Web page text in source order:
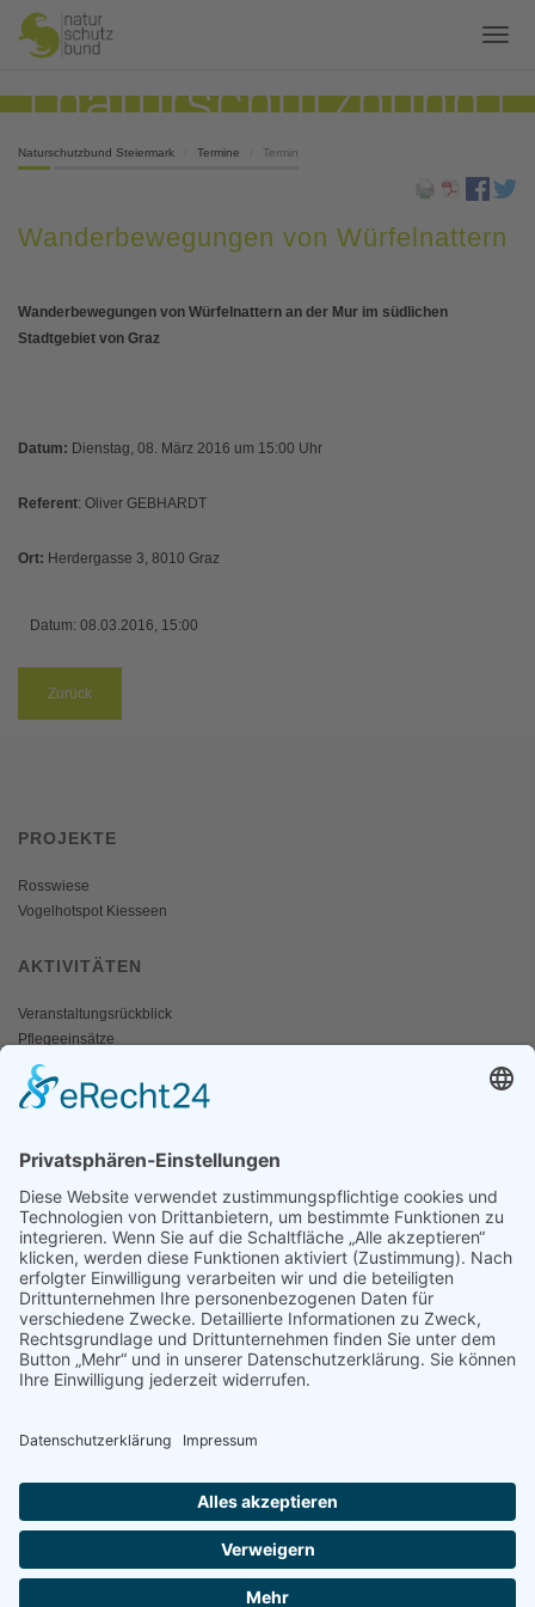
Naturschutzbund Steiermark Termine Termin
Wanderbewegungen von Würfelnattern
Wanderbewegungen von Würfelnattern an der Mur im südlichen
Stadtgebiet von Graz
Datum: Dienstag, 08. März 2016 um 15:00 Uhr
Referent: Oliver GEBHARDT
Ort: Herdergasse 3, 8010 Graz
Datum: 08.03.2016, 15:00
Zurück
PROJEKTE
Rosswiese
Vogelhotspot Kiesseen
AKTIVITÄTEN
Veranstaltungsrückblick
Pflegeeinsätze
AKTIV WERDEN
Mitgliedschaft
Spenden
SERVICE
Shop
Naturschutzbrief
News
Presse
Landesgruppenteam
Kontakt & Impressum